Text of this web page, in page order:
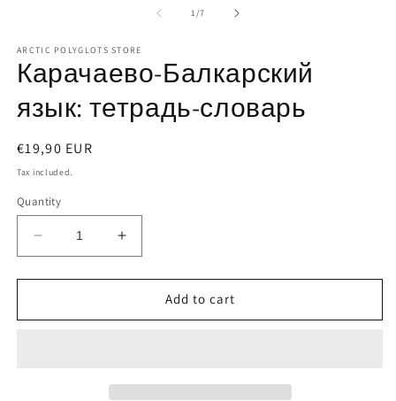
1/of
7
ARCTIC POLYGLOTS STORE
Карачаево-Балкарский
язык: тетрадь-словарь
Regular
price
€19,90 EUR
Tax included.
Quantity
Decrease
quantity
for
Балкарский
Increase
quantity
for
Карачаево-
Балкарский
Add to cart